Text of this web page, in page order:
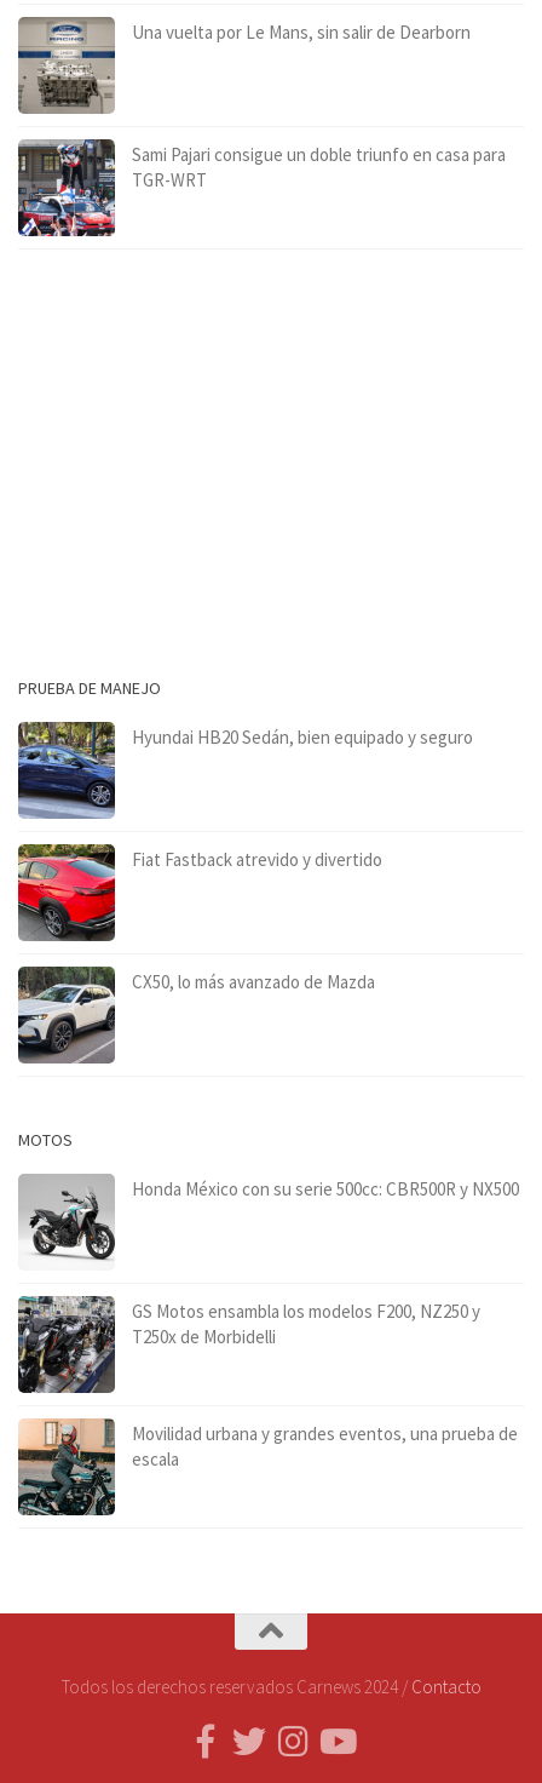
Una vuelta por Le Mans, sin salir de Dearborn
Sami Pajari consigue un doble triunfo en casa para
TGR-WRT
PRUEBA DE MANEJO
Hyundai HB20 Sedán, bien equipado y seguro
Fiat Fastback atrevido y divertido
CX50, lo más avanzado de Mazda
MOTOS
Honda México con su serie 500cc: CBR500R y NX500
GS Motos ensambla los modelos F200, NZ250 y
T250x de Morbidelli
Movilidad urbana y grandes eventos, una prueba de
escala
Todos los derechos reservados Carnews 2024 / Contacto